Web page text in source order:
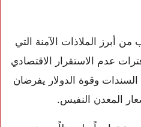
من أبرز الملاذات الآمنة التي
عدم الاستقرار الاقتصادي
السندات وقوة الدولار يفرضان
المعدن النفيس.